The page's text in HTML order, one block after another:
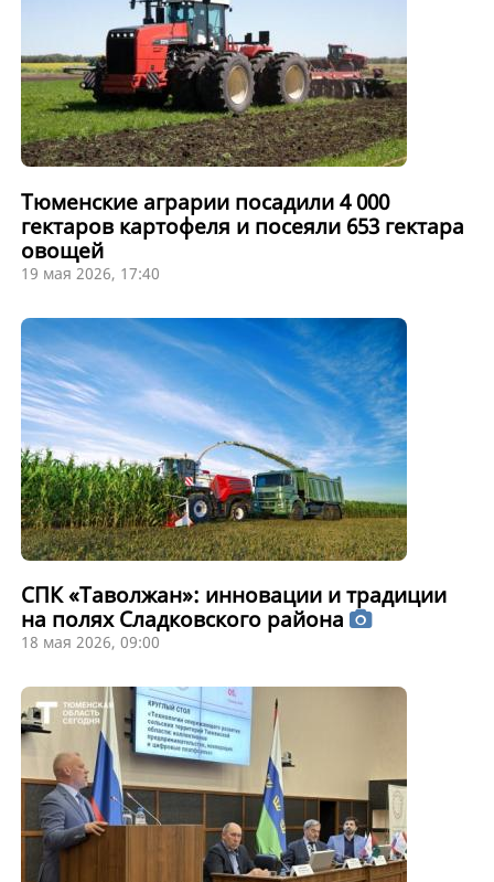
Тюменские аграрии посадили 4 000
гектаров картофеля и посеяли 653 гектара
овощей
19 мая 2026, 17:40
СПК «Таволжан»: инновации и традиции
на полях Сладковского района
18 мая 2026, 09:00